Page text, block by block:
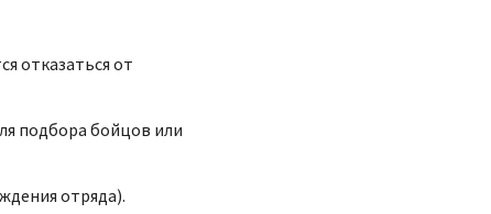
отказаться от
подбора бойцов или
отряда).